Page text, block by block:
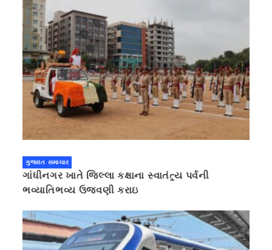
ગુજરાત સમાચાર
ગાંધીનગર ખાતે જિલ્લા કક્ષાના સ્વાતંત્ર્ય પર્વની
ભવ્યાતિભવ્ય ઉજવણી કરાઇ